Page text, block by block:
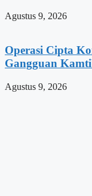
Agustus 9, 2026
Operasi Cipta
Gangguan
Agustus 9, 2026